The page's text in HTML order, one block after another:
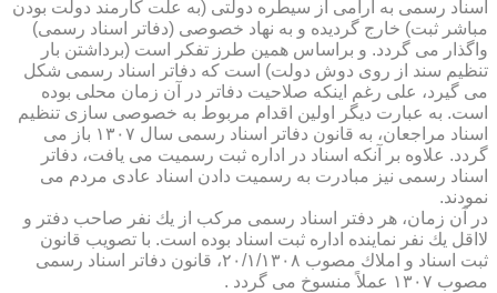
اسناد رسمی به آرامی از سیطره دولتی (به علت كارمند دولت بودن
مباشر ثبت) خارج گردیده و به نهاد خصوصی (دفاتر اسناد رسمی)
واگذار می گردد. و براساس همین طرز تفكر است (برداشتن بار
تنظیم سند از روی دوش دولت) است كه دفاتر اسناد رسمی شكل
می گیرد، علی رغم اینكه صلاحیت دفاتر در آن زمان محلی بوده
است. به عبارت دیگر اولین اقدام مربوط به خصوصی سازی تنظیم
اسناد مراجعان، به قانون دفاتر اسناد رسمی سال ۱۳۰۷ باز می
گردد. علاوه بر آنكه اسناد در اداره ثبت رسمیت می یافت، دفاتر
اسناد رسمی نیز مبادرت به رسمیت دادن اسناد عادی مردم می
نمودند.
در آن زمان، هر دفتر اسناد رسمی مركب از یك نفر صاحب دفتر و
لااقل یك نفر نماینده اداره ثبت اسناد بوده است. با تصویب قانون
ثبت اسناد و املاك مصوب ۲۰/۱/۱۳۰۸، قانون دفاتر اسناد رسمی
مصوب ۱۳۰۷ عملاً منسوخ می گردد .